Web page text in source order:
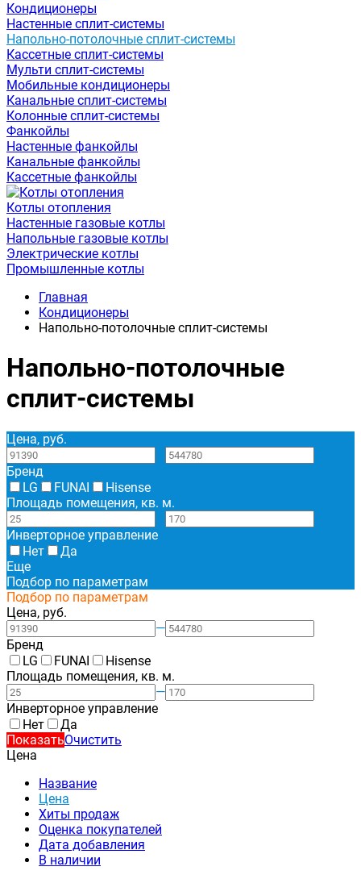
Кондиционеры
Настенные сплит-системы
Напольно-потолочные сплит-системы
Кассетные сплит-системы
Мульти сплит-системы
Мобильные кондиционеры
Канальные сплит-системы
Колонные сплит-системы
Фанкойлы
Настенные фанкойлы
Канальные фанкойлы
Кассетные фанкойлы
Котлы отопления
Настенные газовые котлы
Напольные газовые котлы
Электрические котлы
Промышленные котлы
Главная
Кондиционеры
Напольно-потолочные сплит-системы
Напольно-потолочные
сплит-системы
Цена, руб.
Бренд
LG
FUNAI
Hisense
Площадь помещения, кв. м.
Инверторное управление
Нет
Да
Еще
Подбор по параметрам
Подбор по параметрам
Цена, руб.
—
Бренд
LG
FUNAI
Hisense
Площадь помещения, кв. м.
—
Инверторное управление
Нет
Да
ПоказатьОчистить
Цена
Название
Цена
Хиты продаж
Оценка покупателей
Дата добавления
В наличии